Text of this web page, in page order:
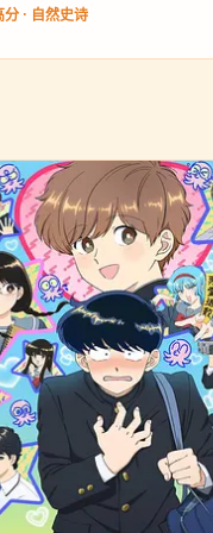
· 自然史诗